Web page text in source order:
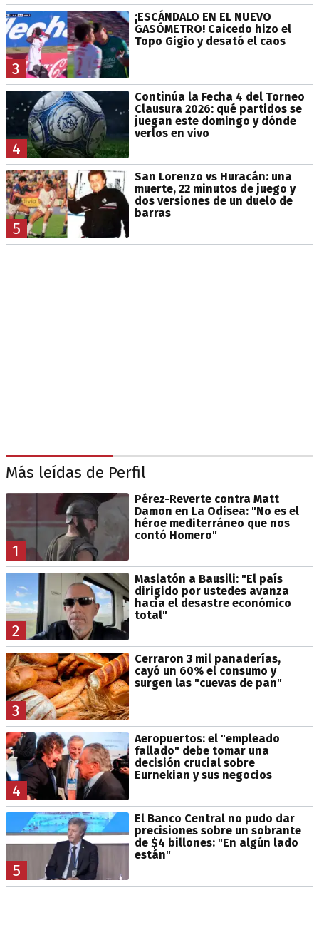
3
¡ESCÁNDALO EN EL NUEVO
GASÓMETRO! Caicedo hizo el
Topo Gigio y desató el caos
4
Continúa la Fecha 4 del Torneo
Clausura 2026: qué partidos se
juegan este domingo y dónde
verlos en vivo
5
San Lorenzo vs Huracán: una
muerte, 22 minutos de juego y
dos versiones de un duelo de
barras
Más leídas de Perfil
1
Pérez-Reverte contra Matt
Damon en La Odisea: "No es el
héroe mediterráneo que nos
contó Homero"
2
Maslatón a Bausili: "El país
dirigido por ustedes avanza
hacia el desastre económico
total"
3
Cerraron 3 mil panaderías,
cayó un 60% el consumo y
surgen las "cuevas de pan"
4
Aeropuertos: el "empleado
fallado" debe tomar una
decisión crucial sobre
Eurnekian y sus negocios
5
El Banco Central no pudo dar
precisiones sobre un sobrante
de $4 billones: "En algún lado
están"